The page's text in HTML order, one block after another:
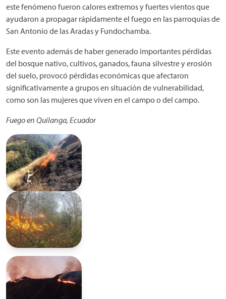
este fenómeno fueron calores extremos y fuertes vientos que
ayudaron a propagar rápidamente el fuego en las parroquias de
San Antonio de las Aradas y Fundochamba.
Este evento además de haber generado importantes pérdidas
del bosque nativo, cultivos, ganados, fauna silvestre y erosión
del suelo, provocó pérdidas económicas que afectaron
significativamente a grupos en situación de vulnerabilidad,
como son las mujeres que viven en el campo o del campo.
Fuego en Quilanga, Ecuador